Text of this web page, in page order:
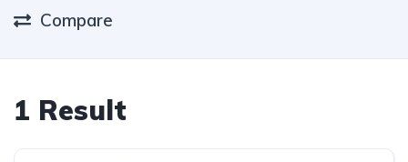
Compare
1 Result